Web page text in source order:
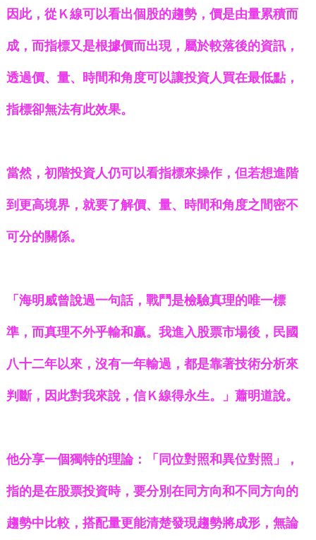
因此，從Ｋ線可以看出個股的趨勢，價是由量累積而
成，而指標又是根據價而出現，屬於較落後的資訊，
透過價、量、時間和角度可以讓投資人買在最低點，
指標卻無法有此效果。
當然，初階投資人仍可以看指標來操作，但若想進階
到更高境界，就要了解價、量、時間和角度之間密不
可分的關係。
「海明威曾說過一句話，戰鬥是檢驗真理的唯一標
準，而真理不外乎輸和贏。我進入股票市場後，民國
八十二年以來，沒有一年輸過，都是靠著技術分析來
判斷，因此對我來說，信Ｋ線得永生。」蕭明道說。
他分享一個獨特的理論：「同位對照和異位對照」，
指的是在股票投資時，要分別在同方向和不同方向的
趨勢中比較，搭配量更能清楚發現趨勢將成形，無論